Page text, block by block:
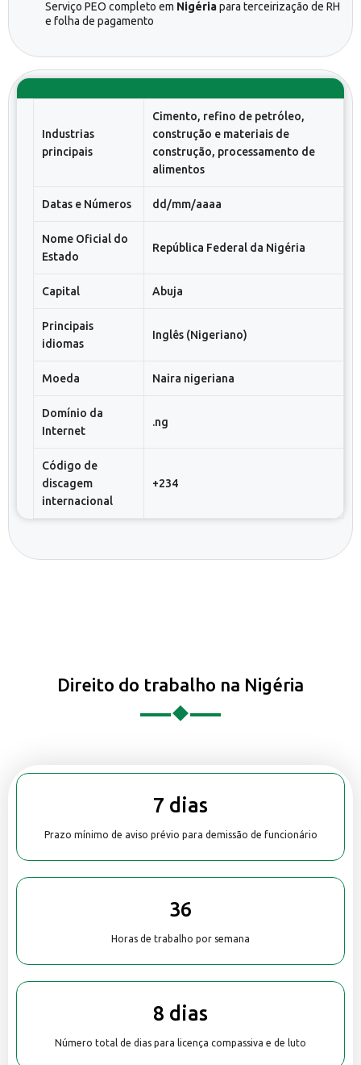
Serviço PEO completo em Nigériapara terceirização de RH
e folha de pagamento
Industrias
principais
Cimento, refino de petróleo,
construção e materiais de
construção, processamento de
alimentos
Datas e Números dd/mm/aaaa
Nome Oficial do
Estado
República Federal da Nigéria
Capital Abuja
Principais
idiomas
Inglês (Nigeriano)
Moeda Naira nigeriana
Domínio da
Internet
.ng
Código de
discagem
internacional
+234
Direito do trabalho na Nigéria
7 dias
Prazo mínimo de aviso prévio para demissão de funcionário
36
Horas de trabalho por semana
8 dias
Número total de dias para licença compassiva e de luto